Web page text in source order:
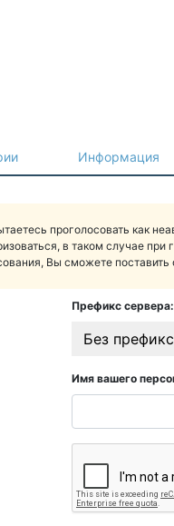
Информация
проголосовать как
в таком случае при
Вы сможете поставить
Префикс сервера:
Без
Имя вашего